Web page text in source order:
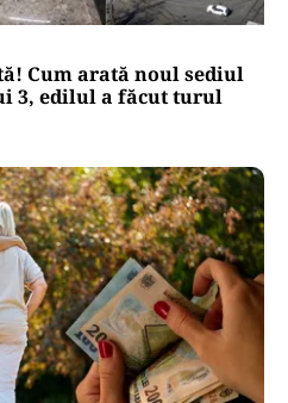
Cum arată noul sediul
3, edilul a făcut turul